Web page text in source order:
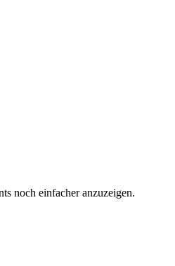
noch einfacher anzuzeigen.